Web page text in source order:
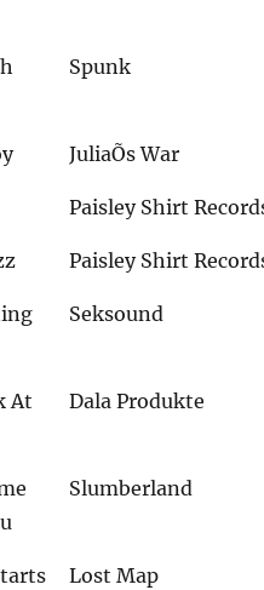
Spunk
JuliaÕs War
Paisley Shirt
Paisley Shirt
Seksound
At
Dala Produkte
Slumberland
Lost Map